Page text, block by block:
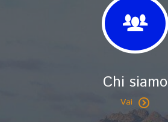
Chi siamo
Vai